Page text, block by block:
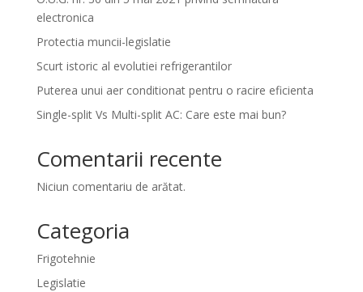
electronica
Protectia muncii-legislatie
Scurt istoric al evolutiei refrigerantilor
Puterea unui aer conditionat pentru o racire eficienta
Single-split Vs Multi-split AC: Care este mai bun?
Comentarii recente
Niciun comentariu de arătat.
Categoria
Frigotehnie
Legislatie